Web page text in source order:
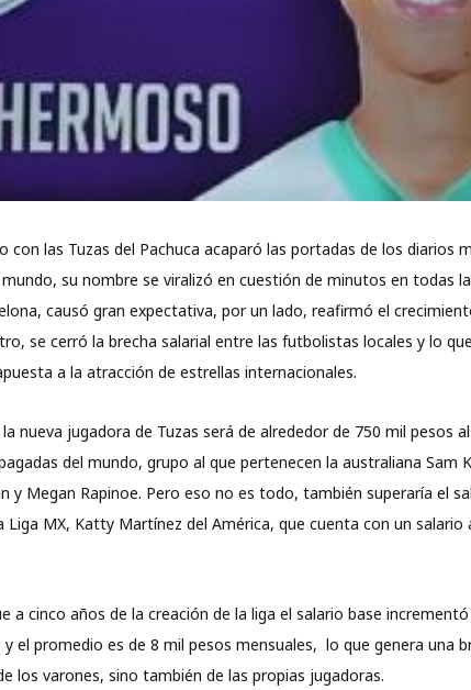
con las Tuzas del Pachuca acaparó las portadas de los diarios
su nombre se viralizó en cuestión de minutos en todas
causó gran expectativa, por un lado, reafirmó el
se cerró la brecha salarial entre las futbolistas locales y lo
a la atracción de estrellas internacionales.
nueva jugadora de Tuzas será de alrededor de 750 mil pesos
del mundo, grupo al que pertenecen la australiana Sam
y Megan Rapinoe. Pero eso no es todo, también superaría el
Liga MX, Katty Martínez del América, que cuenta con un salario
a cinco años de la creación de la liga el salario base
el promedio es de 8 mil pesos mensuales, lo que genera una
los varones, sino también de las propias jugadoras.